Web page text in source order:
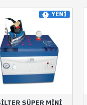
YENI
SÜPER MINI